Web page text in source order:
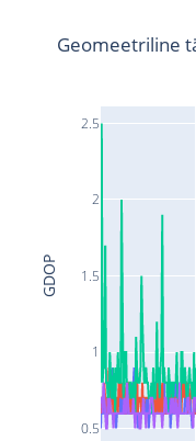
0.5
1
1.5
2
2.5
Geomeetriline
GDOP